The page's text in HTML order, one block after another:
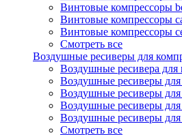
Винтовые компрессоры
Винтовые компрессоры
Винтовые компрессоры
Смотреть все
Воздушные ресиверы для
Воздушные ресивера для
Воздушные ресиверы для
Воздушные ресиверы для
Воздушные ресиверы для
Воздушные ресиверы для
Смотреть все